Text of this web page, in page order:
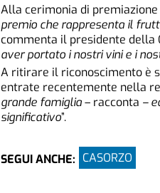
Alla cerimonia di premiazione
premio che rappresenta il
commenta il presidente della
averportato i nostri vini e i
A ritirare il riconoscimento è
entrate recentemente nella
grande famiglia– racconta –
significativo”.
SEGUI ANCHE: CASORZO